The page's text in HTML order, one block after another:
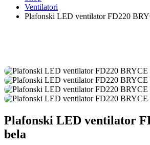
Ventilatori
Plafonski LED ventilator FD220
Plafonski LED ventilator
bela